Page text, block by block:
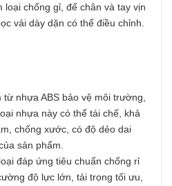
loại chống gỉ, đế chân và tay vịn
vải dày dặn có thể điều chỉnh.
nhựa ABS bảo vệ môi trường,
nhựa này có thể tái chế, khả
chống xước, có độ dẻo dai
sản phẩm.
đáp ứng tiêu chuẩn chống rỉ
độ lực lớn, tải trọng tối ưu,